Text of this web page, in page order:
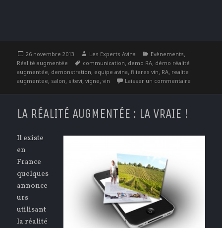
Publié
le
26 novembre 2013 Auteur
Les Experts Avina Catégories
Evènements,
Réalité augmentée Étiquettes
communication, demo RA, démo réalité
augmentée, demonstration, equipe avina,filieres vin, RA, realite
augmentee, salon, sitevi,vigne,vin Laisser un commentaire
LA RÉALITÉ AUGMENTÉE : LA VRAIE !
Il existe
en
France
quelques
annonce
urs
utilisant
la réalité